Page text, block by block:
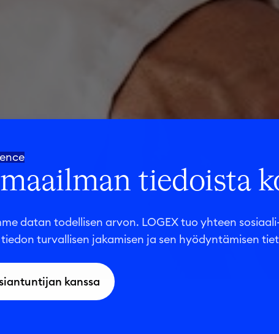
tiedoista
datan todellisen arvon. LOGEX tuo yhteen
turvallisen jakamisen ja sen hyödyntämisen
kanssa